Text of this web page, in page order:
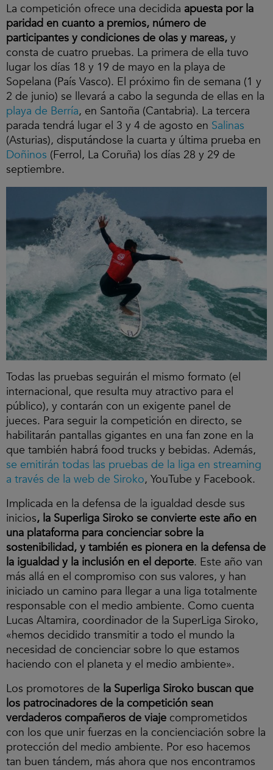
La competición ofrece una decidida apuesta por la
paridad en cuanto a premios, número de
participantes y condiciones de olas y mareas, y
consta de cuatro pruebas. La primera de ella tuvo
lugar los días 18 y 19 de mayo en la playa de
Sopelana (País Vasco). El próximo fin de semana (1 y
2 de junio) se llevará a cabo la segunda de ellas en la
playa de Berría, en Santoña (Cantabria). La tercera
parada tendrá lugar el 3 y 4 de agosto en Salinas
(Asturias), disputándose la cuarta y última prueba en
Doñinos (Ferrol, La Coruña) los días 28 y 29 de
septiembre.
Todas las pruebas seguirán el mismo formato (el
internacional, que resulta muy atractivo para el
público), y contarán con un exigente panel de
jueces. Para seguir la competición en directo, se
habilitarán pantallas gigantes en una fan zone en la
que también habrá food trucks y bebidas. Además,
se emitirán todas las pruebas de la liga en streaming
a través de la web de Siroko, YouTube y Facebook.
Implicada en la defensa de la igualdad desde sus
inicios, la Superliga Siroko se convierte este año en
una plataforma para concienciar sobre la
sostenibilidad, y también es pionera en la defensa de
la igualdad y la inclusión en el deporte. Este año van
más allá en el compromiso con sus valores, y han
iniciado un camino para llegar a una liga totalmente
responsable con el medio ambiente. Como cuenta
Lucas Altamira, coordinador de la SuperLiga Siroko,
«hemos decidido transmitir a todo el mundo la
necesidad de concienciar sobre lo que estamos
haciendo con el planeta y el medio ambiente».
Los promotores de la Superliga Siroko buscan que
los patrocinadores de la competición sean
verdaderos compañeros de viaje comprometidos
con los que unir fuerzas en la concienciación sobre la
protección del medio ambiente. Por eso hacemos
tan buen tándem, más ahora que nos encontramos